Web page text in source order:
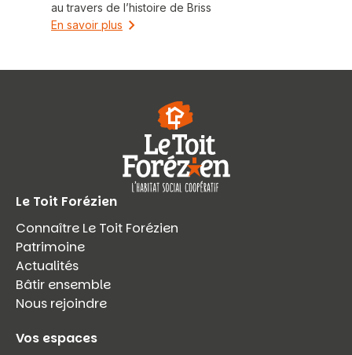
au travers de l’histoire de Briss
En savoir plus
Le Toit Forézien
Connaître Le Toit Forézien
Patrimoine
Actualités
Bâtir ensemble
Nous rejoindre
Vos espaces